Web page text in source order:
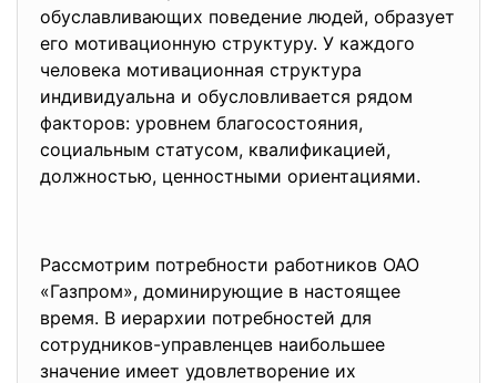
обуславливающих поведение людей, образует
его мотивационную структуру. У каждого
человека мотивационная структура
индивидуальна и обусловливается рядом
факторов: уровнем благосостояния,
социальным статусом, квалификацией,
должностью, ценностными ориентациями.
Рассмотрим потребности работников ОАО
«Газпром», доминирующие в настоящее
время. В иерархии потребностей для
сотрудников-управленцев наибольшее
значение имеет удовлетворение их